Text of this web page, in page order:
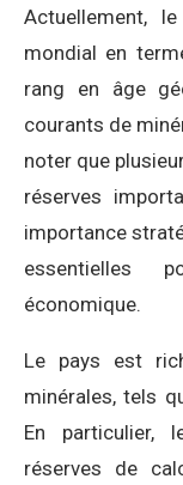
Actuellement,
mondial en
rang en âge
courants de
noter que
réserves
importance
essentielles
économique.
Le pays est
minérales, tels
En particulier,
réserves de